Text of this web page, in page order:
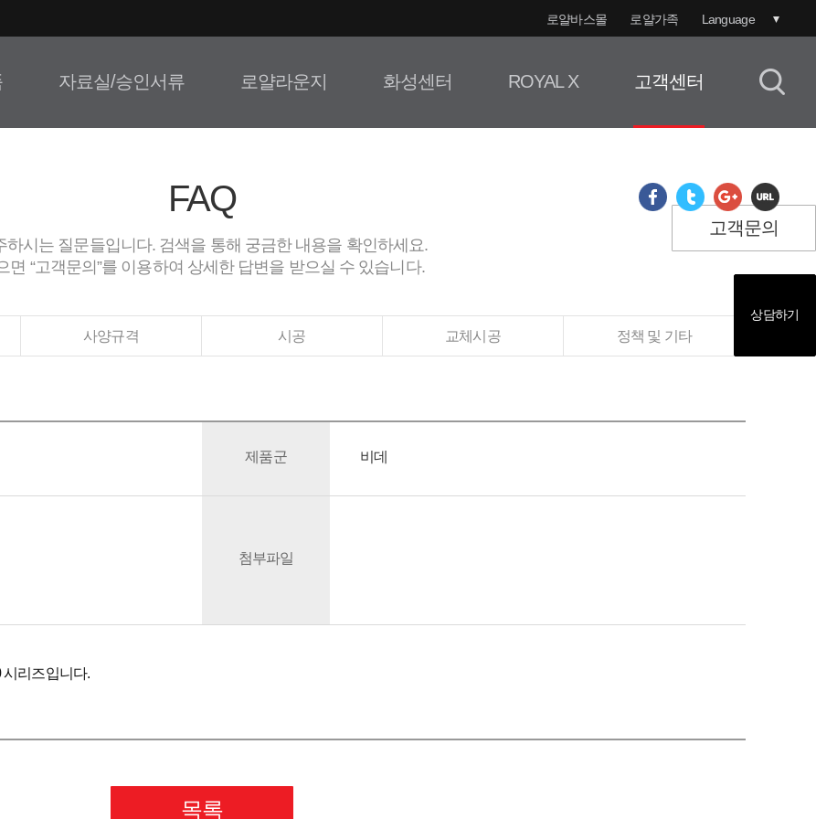
로얄바스몰 로얄가족 Language
자료실/승인서류 로얄라운지 화성센터 ROYAL X 고객센터
상담하기
FAQ
하시는 질문들입니다. 검색을 통해 궁금한 내용을 확인하세요.
면 “고객문의”를 이용하여 상세한 답변을 받으실 수 있습니다.
고객문의
사양규격 시공 교체시공 정책 및 기타
제품군 비데
첨부파일
시리즈입니다.
목록